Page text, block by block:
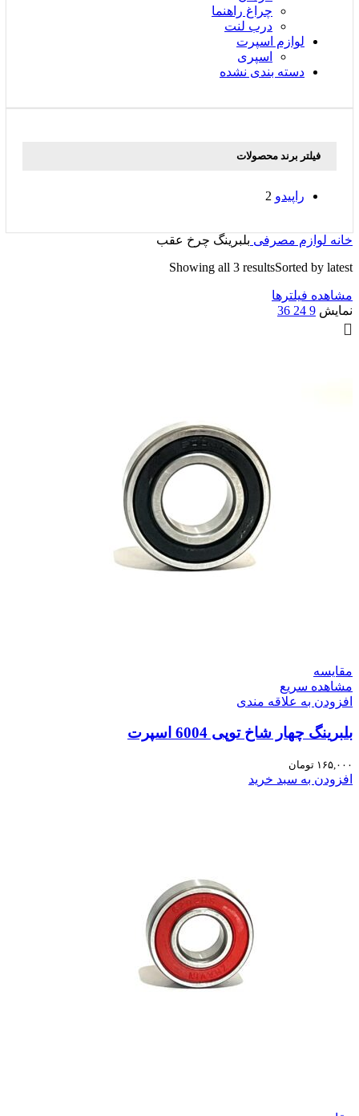
چراغ راهنما
درب لنت
لوازم اسپرت
اسپری
دسته بندی نشده
فیلتر برند محصولات
راپیدو 2
خانه لوازم مصرفی بلبرینگ چرخ عقب
Showing all 3 resultsSorted by latest
مشاهده فیلترها
نمایش 9
24
36
مقایسه
مشاهده سریع
افزودن به علاقه مندی
بلبرینگ چهار شاخ توپی 6004 اسپرت
۱۶۵,۰۰۰ تومان
افزودن به سبد خرید